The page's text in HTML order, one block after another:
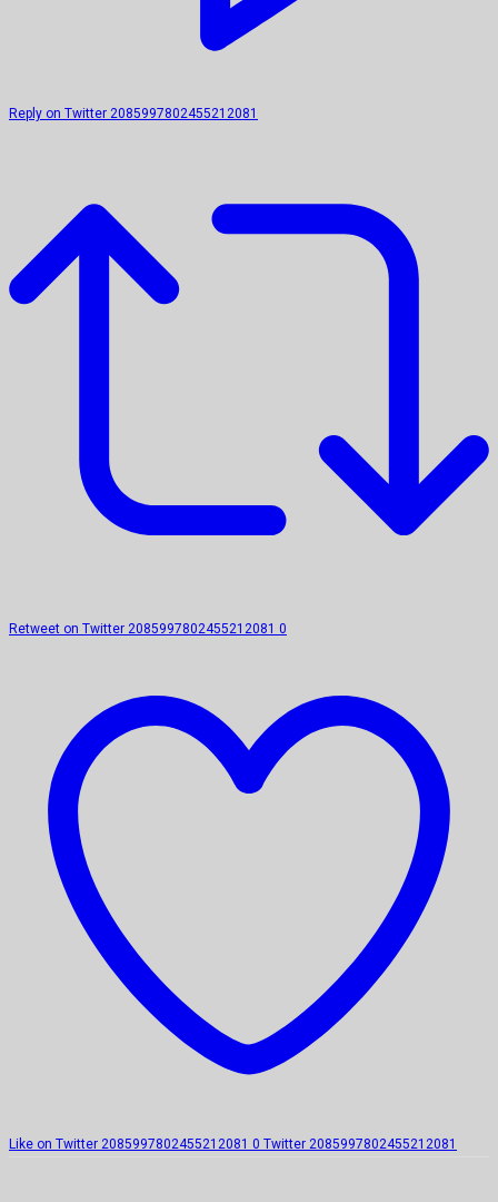
Reply on Twitter 2085997802455212081
Retweet on Twitter 2085997802455212081 0
Like on Twitter 2085997802455212081 0 Twitter 2085997802455212081